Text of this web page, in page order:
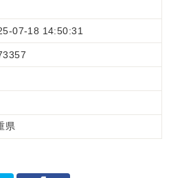
07-18 14:50:31
県